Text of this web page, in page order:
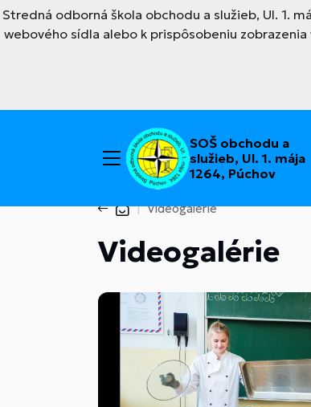
Stredná odborná škola obchodu a služieb, Ul. 1.
webového sídla alebo k prispôsobeniu
SOŠ obchodu a
služieb, Ul. 1. mája
1264, Púchov
Videogalérie
Videogalérie